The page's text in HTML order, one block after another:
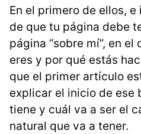
En el primero de ellos,
de que tu página debe
página “sobre mí”, en
eres y por qué estás
que el primer artículo
explicar el inicio de ese
tiene y cuál va a ser el
natural que va a tener.